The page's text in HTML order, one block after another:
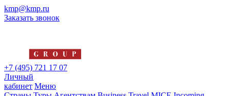
kmp@kmp.ru
Заказать звонок
+7 (495) 721 17 07
Личный
кабинет Меню